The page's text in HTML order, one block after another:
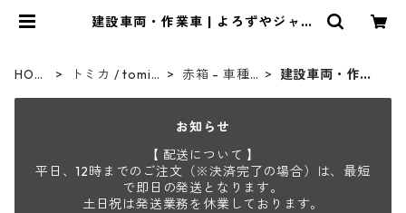
建設車両・作業車 | よろずやジャッ
HOM
トミカ / tomic
赤箱 - 車種
建設車両・作業
お知らせ
【 配送について 】
平日、12時までのご注文（※決済完了の場合）は、最短
で即日の発送となります。
土日祝は発送業務を休業しております。